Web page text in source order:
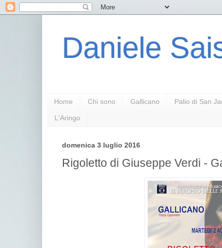
Daniele
Home Chi sono Gallicano Palio di San
L'Aringo
domenica 3 luglio 2016
Rigoletto di Giuseppe Verdi -